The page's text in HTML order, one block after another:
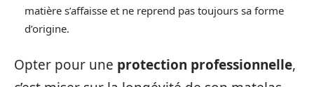
matière s’affaisse et ne reprend pas toujours sa forme
d’origine.
Opter pour une protection professionnelle,